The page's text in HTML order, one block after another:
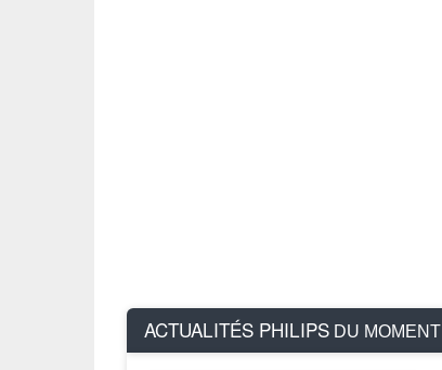
ACTUALITÉS PHILIPS DU MOMENT